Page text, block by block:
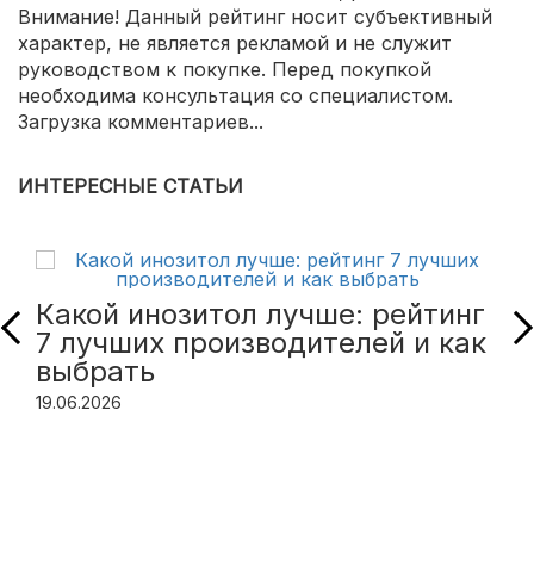
Внимание! Данный рейтинг носит субъективный
характер, не является рекламой и не служит
руководством к покупке. Перед покупкой
необходима консультация со специалистом.
Загрузка комментариев...
ИНТЕРЕСНЫЕ СТАТЬИ
Какой инозитол лучше: рейтинг
7 лучших производителей и как
выбрать
19.06.2026